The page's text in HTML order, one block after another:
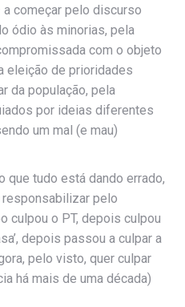
começar pelo discurso
ódio às minorias, pela
com o objeto
eleição de prioridades
da população, pela
por ideias diferentes
um mal (e mau)
que tudo está dando errado,
responsabilizar pelo
culpou o PT, depois culpou
depois passou a culpar a
pelo visto, quer culpar
há mais de uma década)